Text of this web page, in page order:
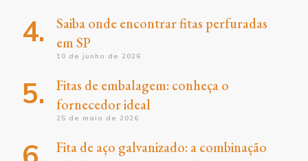
Saiba onde encontrar fitas perfuradas
em SP
10 de junho de 2026
Fitas de embalagem: conheça o
fornecedor ideal
25 de maio de 2026
Fita de aço galvanizado: a combinação